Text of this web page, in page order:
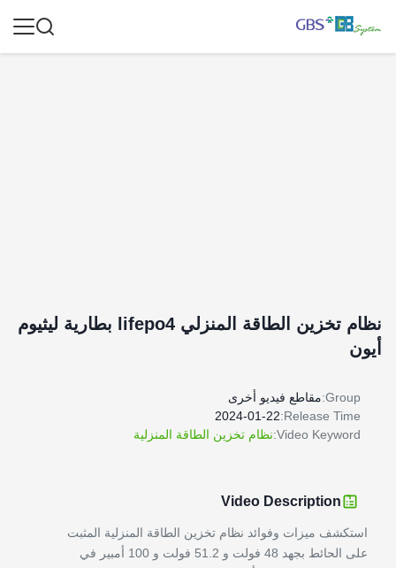
نظام تخزين الطاقة المنزلي lifepo4 بطارية ليثيوم
أيون
Group: مقاطع فيديو أخرى
Release Time:
2024-01-22
Video Keyword: نظام تخزين الطاقة المنزلية
Video Description
استكشف ميزات وفوائد نظام تخزين الطاقة المنزلية المثبت
على الحائط بجهد 48 فولت و 51.2 فولت و 100 أمبير في